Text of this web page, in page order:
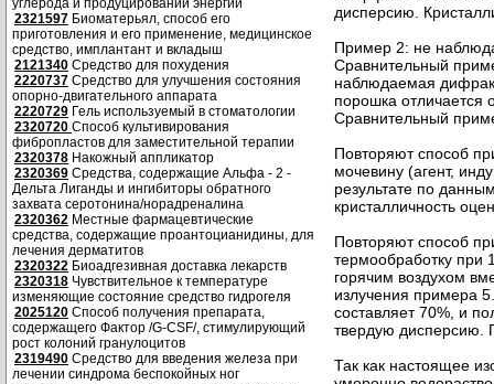
углерода и продуцировании энергии
2321597 Биоматерьял, способ его
приготовления и его применение, медицинское
средство, имплантант и вкладыш
2121340 Средство для похудения
2220737 Средство для улучшения состояния
опорно-двигательного аппарата
2220729 Гель используемый в стоматологии
2320720 Способ культивирования
фибропластов для заместительной терапии
2320378 Накожный аппликатор
2320369 Средства, содержащие Альфа - 2 -
Дельта Лиганды и ингибиторы обратного
захвата серотонина/норадреналина
2320362 Местные фармацевтические
средства, содержащие проантоцианидины, для
лечения дерматитов
2320322 Биоадгезивная доставка лекарств
2320318 Чувствительное к температуре
изменяющие состояние средство гидрогеля
2025120 Способ получения препарата,
содержащего Фактор /G-CSF/, стимулирующий
рост колоний гранулоцитов
2319490 Средство для введения железа при
лечении синдрома беспокойных ног
дисперсию.
Пример 2: не
Сравнительный
наблюдаемая
порошка отличается
Сравнительный
Повторяют способ
мочевину (агент,
результате по
кристалличность
Повторяют способ
термообработку при
горячим воздухом
излучения примера
составляет 70%, и
твердую
Так как настоящее